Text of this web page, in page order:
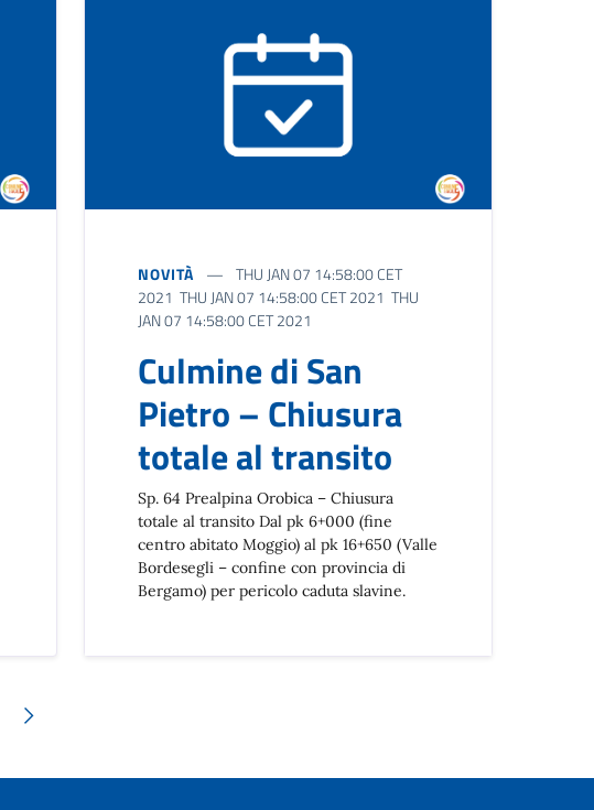
NOVITÀ
THU JAN 07 14:58:00 CET
2021 THU JAN 07 14:58:00 CET 2021 THU
JAN 07 14:58:00 CET 2021
Culmine di San
Pietro – Chiusura
totale al transito
Sp. 64 Prealpina Orobica – Chiusura
totale al transito Dal pk 6+000 (fine
centro abitato Moggio) al pk 16+650 (Valle
Bordesegli – confine con provincia di
Bergamo) per pericolo caduta slavine.
Pagina successiva